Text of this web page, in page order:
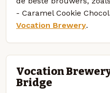
- Caramel Cookie
Vocation Brewery.
Vocation
Bridge